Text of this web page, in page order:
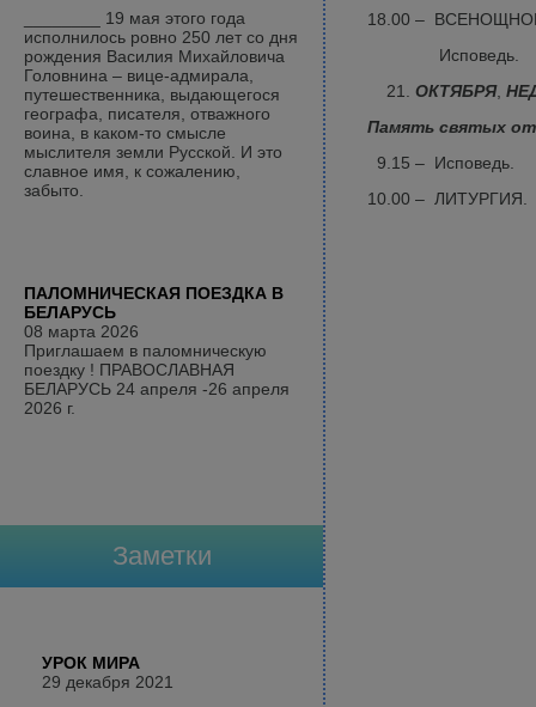
18.00 –
Исповедь.
ОКТЯБРЯ,
Память святых
9.15 – Исповедь.
10.00 – ЛИТУРГИЯ.
________ 19 мая этого года
исполнилось ровно 250 лет со дня
рождения Василия Михайловича
Головнина – вице-адмирала,
путешественника, выдающегося
географа, писателя, отважного
воина, в каком-то смысле
мыслителя земли Русской. И это
славное имя, к сожалению,
забыто.
ПАЛОМНИЧЕСКАЯ ПОЕЗДКА В
БЕЛАРУСЬ
08 марта 2026
Приглашаем в паломническую
поездку ! ПРАВОСЛАВНАЯ
БЕЛАРУСЬ 24 апреля -26 апреля
2026 г.
Заметки
УРОК МИРА
29 декабря 2021